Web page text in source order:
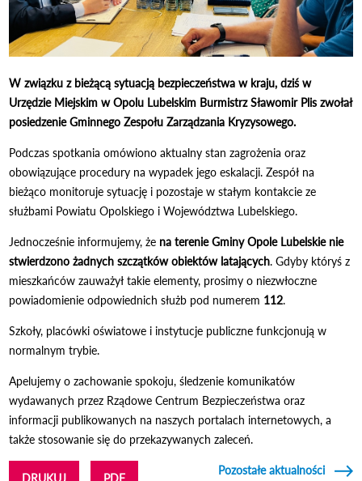
W związku z bieżącą sytuacją bezpieczeństwa w kraju, dziś w
Urzędzie Miejskim w Opolu Lubelskim Burmistrz Sławomir Plis zwołał
posiedzenie Gminnego Zespołu Zarządzania Kryzysowego.
Podczas spotkania omówiono aktualny stan zagrożenia oraz
obowiązujące procedury na wypadek jego eskalacji. Zespół na
bieżąco monitoruje sytuację i pozostaje w stałym kontakcie ze
służbami Powiatu Opolskiego i Województwa Lubelskiego.
Jednocześnie informujemy, że na terenie Gminy Opole Lubelskie nie
stwierdzono żadnych szczątków obiektów latających. Gdyby któryś z
mieszkańców zauważył takie elementy, prosimy o niezwłoczne
powiadomienie odpowiednich służb pod numerem 112.
Szkoły, placówki oświatowe i instytucje publiczne funkcjonują w
normalnym trybie.
Apelujemy o zachowanie spokoju, śledzenie komunikatów
wydawanych przez Rządowe Centrum Bezpieczeństwa oraz
informacji publikowanych na naszych portalach internetowych, a
także stosowanie się do przekazywanych zaleceń.
DRUKUJ PDF
Pozostałe aktualności